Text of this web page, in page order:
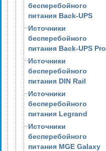
бесперебойного
питания Back-UPS
Источники
бесперебойного
питания Back-UPS Pro
Источники
бесперебойного
питания DIN Rail
Источники
бесперебойного
питания Legrand
Источники
бесперебойного
питания MGE Galaxy